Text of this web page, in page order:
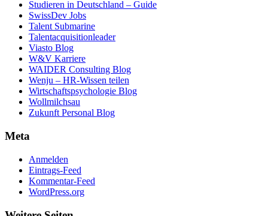
Studieren in Deutschland – Guide
SwissDev Jobs
Talent Submarine
Talentacquisitionleader
Viasto Blog
W&V Karriere
WAIDER Consulting Blog
Wenju – HR-Wissen teilen
Wirtschaftspsychologie Blog
Wollmilchsau
Zukunft Personal Blog
Meta
Anmelden
Eintrags-Feed
Kommentar-Feed
WordPress.org